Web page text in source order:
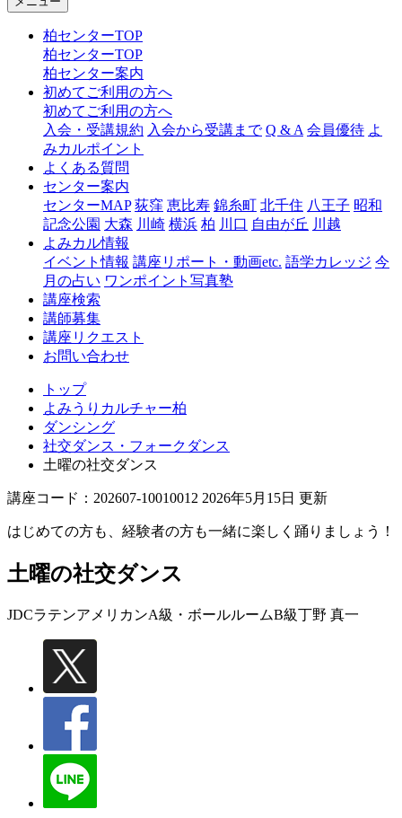
ャ
柏センターTOP
柏センターTOP
柏センター案内
初めてご利用の方へ
初めてご利用の方へ
入会・受講規約 入会から受講まで Q & A 会員優待 よ
みカルポイント
よくある質問
センター案内
センターMAP 荻窪 恵比寿 錦糸町 北千住 八王子 昭和
記念公園 大森 川崎 横浜 柏 川口 自由が丘 川越
よみカル情報
イベント情報 講座リポート・動画etc. 語学カレッジ 今
月の占い ワンポイント写真塾
講座検索
講師募集
講座リクエスト
お問い合わせ
トップ
よみうりカルチャー柏
ダンシング
社交ダンス・フォークダンス
土曜の社交ダンス
講座コード：202607-10010012 2026年5月15日 更新
はじめての方も、経験者の方も一緒に楽しく踊りましょう！
土曜の社交ダンス
JDCラテンアメリカンA級・ボールルームB級丁野 真一